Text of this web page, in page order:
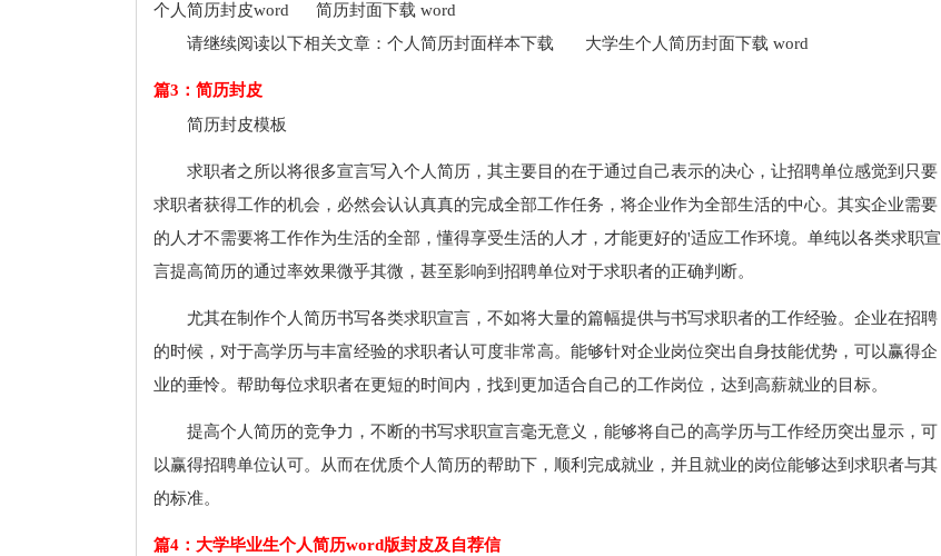
个人简历封皮word 简历封面下载 word
请继续阅读以下相关文章：个人简历封面样本下载 大学生个人简历封面下载 word
篇3：简历封皮
简历封皮模板
求职者之所以将很多宣言写入个人简历，其主要目的在于通过自己表示的决心，让招聘单位感觉到只要
求职者获得工作的机会，必然会认认真真的完成全部工作任务，将企业作为全部生活的中心。其实企业需要
的人才不需要将工作作为生活的全部，懂得享受生活的人才，才能更好的'适应工作环境。单纯以各类求职宣
言提高简历的通过率效果微乎其微，甚至影响到招聘单位对于求职者的正确判断。
尤其在制作个人简历书写各类求职宣言，不如将大量的篇幅提供与书写求职者的工作经验。企业在招聘
的时候，对于高学历与丰富经验的求职者认可度非常高。能够针对企业岗位突出自身技能优势，可以赢得企
业的垂怜。帮助每位求职者在更短的时间内，找到更加适合自己的工作岗位，达到高薪就业的目标。
提高个人简历的竞争力，不断的书写求职宣言毫无意义，能够将自己的高学历与工作经历突出显示，可
以赢得招聘单位认可。从而在优质个人简历的帮助下，顺利完成就业，并且就业的岗位能够达到求职者与其
的标准。
篇4：大学毕业生个人简历word版封皮及自荐信